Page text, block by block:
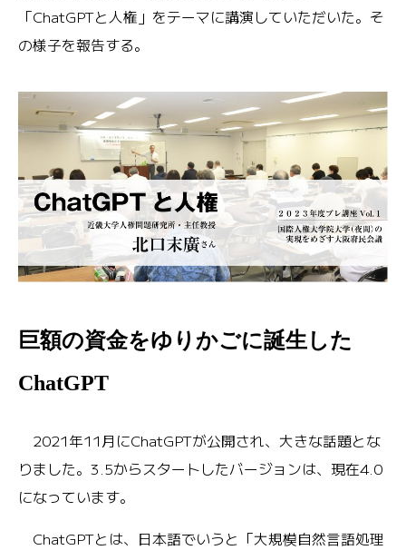
「ChatGPTと人権」をテーマに講演していただいた。そ
の様子を報告する。
巨額の資金をゆりかごに誕生した
ChatGPT
2021年11月にChatGPTが公開され、大きな話題とな
りました。3.5からスタートしたバージョンは、現在4.0
になっています。
ChatGPTとは、日本語でいうと「大規模自然言語処理